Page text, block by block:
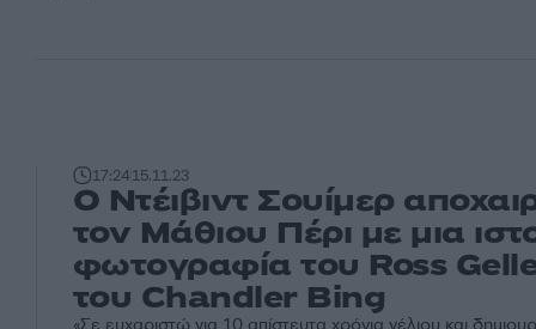
17:2415.11.23
Ο Ντέιβιντ Σουίμερ
τον Μάθιου Πέρι με μια
φωτογραφία του Ross
του Chandler Bing